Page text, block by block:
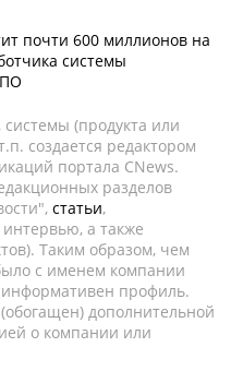
почти 600 миллионов на
системы
(продукта или
создается редактором
портала CNews.
разделов
статьи,
а также
Таким образом, чем
с именем компании
информативен профиль.
дополнительной
о компании или